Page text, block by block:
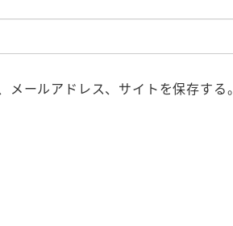
ールアドレス、サイトを保存する。